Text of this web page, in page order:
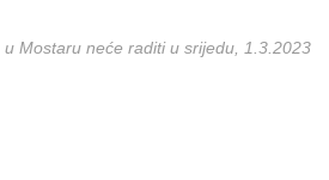
Mostaru neće raditi u srijedu, 1.3.2023